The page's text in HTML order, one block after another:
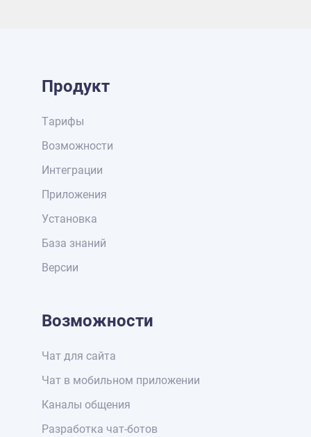
Продукт
Тарифы
Возможности
Интеграции
Приложения
Установка
База знаний
Версии
Возможности
Чат для сайта
Чат в мобильном приложении
Каналы общения
Разработка чат-ботов